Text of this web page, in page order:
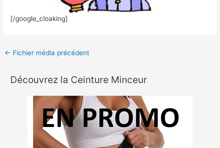
[/google_cloaking]
← Fichier média précédent
Découvrez la Ceinture Minceur